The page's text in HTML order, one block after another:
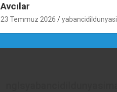
Avcılar
23 Temmuz 2026 yabancidildunyasi